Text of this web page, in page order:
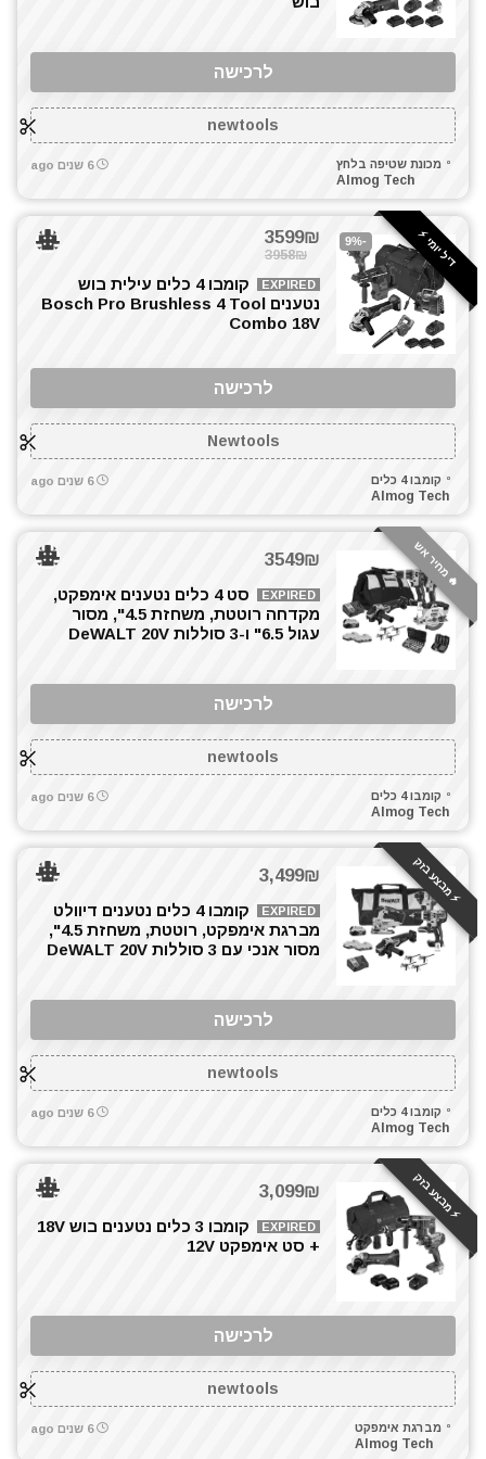
מסכות ריתוך
מפתח רטיטה 1/2"
מפתחות רטיטה
מקדחה רוטטת
מקדחים
מקצוע חשמלי
משחזת זווית
משחזת ציר
נעלי עבודה
פטישון
פנסים ותאורה
קומבו 3 כלים
קומבו 4 כלים
קומבו 5 כלים
קומבו 7 כלים
קומבו 8 כלים
קומבו מברגות
רתכת אלקטרונית
שונות
תיקי כלי עבודה
All categories
לרכישה
newtools
מכונת שטיפה בלחץ
Almog Tech
6 שנים ago
דיל יומי ⚡️ -9%
3599₪
3958₪
EXPIRED
קומבו 4 כלים עילית בוש
נטענים Bosch Pro Brushless 4 Tool
Combo 18V
לרכישה
Newtools
קומבו 4 כלים
Almog Tech
6 שנים ago
🔥 מחיר אש 3549₪
EXPIRED
סט 4 כלים נטענים אימפקט,
מקדחה רוטטת, משחזת 4.5", מסור
עגול 6.5" ו-3 סוללות DeWALT 20V
לרכישה
newtools
קומבו 4 כלים
Almog Tech
6 שנים ago
⚡️ מבצע בזק 3,499₪
EXPIRED
קומבו 4 כלים נטענים דיוולט
מברגת אימפקט, רוטטת, משחזת 4.5",
מסור אנכי עם 3 סוללות DeWALT 20V
לרכישה
newtools
קומבו 4 כלים
Almog Tech
6 שנים ago
⚡️ מבצע בזק 3,099₪
EXPIRED
קומבו 3 כלים נטענים בוש 18V
+ סט אימפקט 12V
לרכישה
newtools
מברגת אימפקט
Almog Tech
6 שנים ago